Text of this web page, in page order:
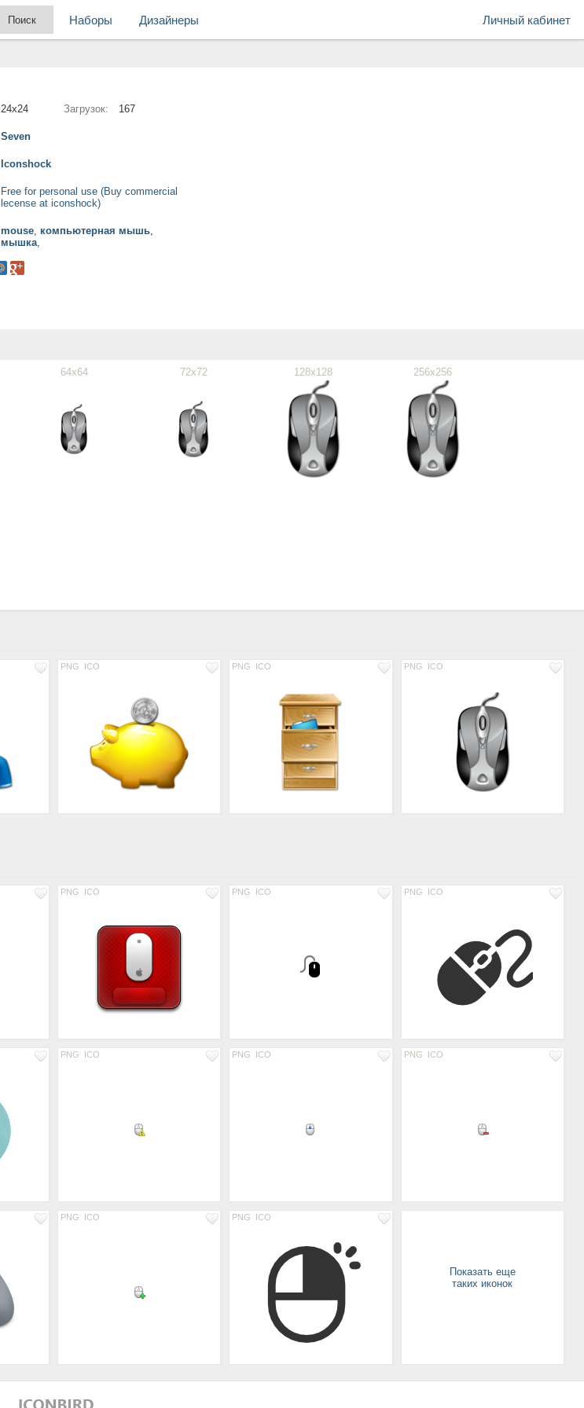
Личный кабинет
Наборы Дизайнеры
24x24 Загрузок: 167
Seven
Iconshock
Free for personal use (Buy commercial
lecense at iconshock)
mouse, компьютерная мышь,
мышка,
64x64 72x72 128x128 256x256
PNG ICO PNG ICO PNG ICO
PNG ICO PNG ICO PNG ICO
PNG ICO PNG ICO PNG ICO
PNG ICO PNG ICO
Показать еще
таких иконок